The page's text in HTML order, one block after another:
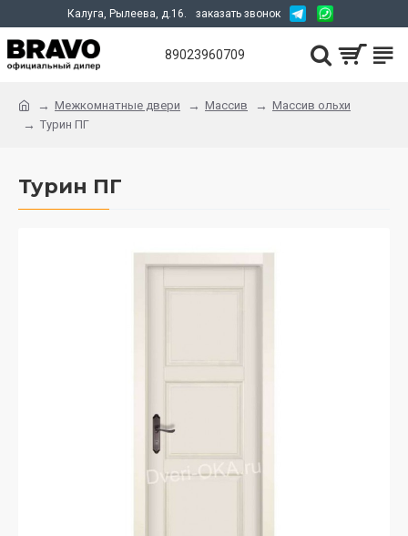
Калуга, Рылеева, д.16. заказать звонок
89023960709
Межкомнатные двери Массив
Массив ольхи
Турин ПГ
Турин ПГ